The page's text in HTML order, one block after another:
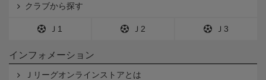
クラブから探す
Ｊ1 Ｊ2 Ｊ3
インフォメーション
Ｊリーグオンラインストアとは